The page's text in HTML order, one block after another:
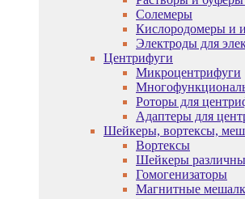
Солемеры
Кислородомеры и
Электроды для
Центрифуги
Микроцентрифуги
Роторы для
Адаптеры для
Шейкеры, вортексы,
Вортексы
Шейкеры
Гомогенизаторы
Магнитные